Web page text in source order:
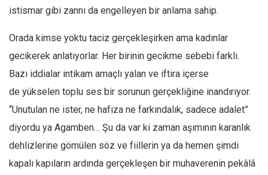
istismar gibi zannı da engelleyen bir anlama sahip.
Orada kimse yoktu taciz gerçekleşirken ama kadınlar
gecikerek anlatıyorlar. Her birinin gecikme sebebi farklı.
Bazı iddialar intikam amaçlı yalan ve iftira içerse
de yükselen toplu ses bir sorunun gerçekliğine inandırıyor.
“Unutulan ne ister, ne hafıza ne farkındalık, sadece adalet”
diyordu ya Agamben… Şu da var ki zaman aşımının karanlık
dehlizlerine gömülen söz ve fiillerin ya da hemen şimdi
kapalı kapıların ardında gerçekleşen bir muhaverenin pekâlâ